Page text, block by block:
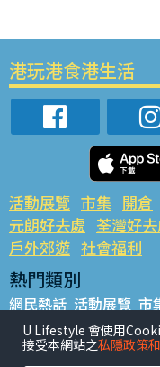
港玩港食港生活
活動展覽 市集 開倉
元朗好去處 荃灣好
戶外郊遊 社會福利
熱門類別
網民熱話 活動展覽 市
銅鑼灣好去處 元朗好
餐廳情報 戶外郊遊
U Lifestyle 會使用
接受本網站之私隱政策